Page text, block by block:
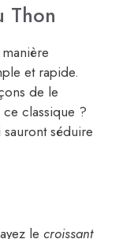
Thon
et rapide.
de le
classique ?
séduire
le croissant